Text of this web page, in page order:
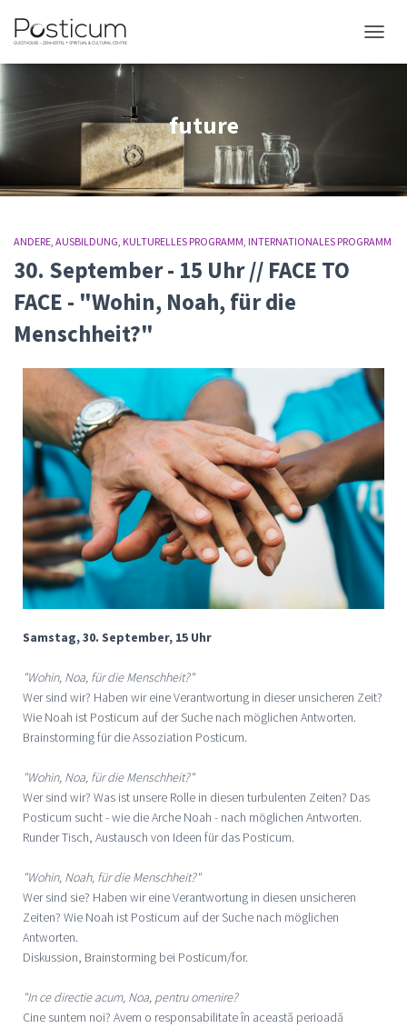
future
ANDERE AUSBILDUNG KULTURELLES PROGRAMM INTERNATIONALES PROGRAMM
30. September - 15 Uhr // FACE TO
FACE - "Wohin, Noah, für die
Menschheit?"
Samstag, 30. September, 15 Uhr
"Wohin, Noa, für die Menschheit?"
Wer sind wir? Haben wir eine Verantwortung in dieser unsicheren Zeit?
Wie Noah ist Posticum auf der Suche nach möglichen Antworten.
Brainstorming für die Assoziation Posticum.
"Wohin, Noa, für die Menschheit?"
Wer sind wir? Was ist unsere Rolle in diesen turbulenten Zeiten? Das
Posticum sucht - wie die Arche Noah - nach möglichen Antworten.
Runder Tisch, Austausch von Ideen für das Posticum.
"Wohin, Noah, für die Menschheit?"
Wer sind sie? Haben wir eine Verantwortung in diesen unsicheren
Zeiten? Wie Noah ist Posticum auf der Suche nach möglichen
Antworten.
Diskussion, Brainstorming bei Posticum/for.
"In ce directie acum, Noa, pentru omenire?
Cine suntem noi? Avem o responsabilitate în această perioadă